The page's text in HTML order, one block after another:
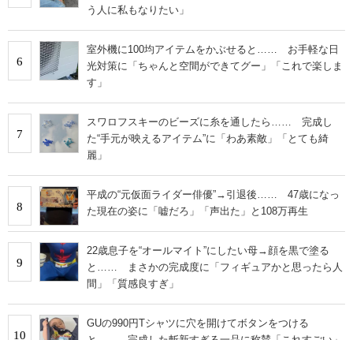
う人に私もなりたい」
6
室外機に100均アイテムをかぶせると…… お手軽な日
光対策に「ちゃんと空間ができてグー」「これで楽しま
す」
7
スワロフスキーのビーズに糸を通したら…… 完成し
た“手元が映えるアイテム”に「わあ素敵」「とても綺
麗」
8
平成の“元仮面ライダー俳優”→引退後…… 47歳になっ
た現在の姿に「嘘だろ」「声出た」と108万再生
9
22歳息子を“オールマイト”にしたい母→顔を黒で塗る
と…… まさかの完成度に「フィギュアかと思ったら人
間」「質感良すぎ」
10
GUの990円Tシャツに穴を開けてボタンをつける